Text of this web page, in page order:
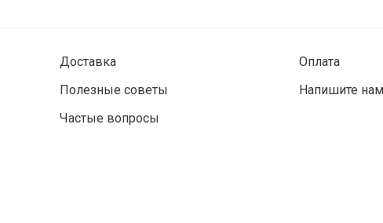
Доставка
Оплата
Полезные советы
Напишите нам
Частые вопросы